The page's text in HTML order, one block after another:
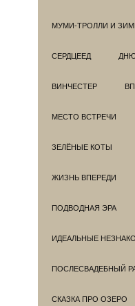
МУМИ-ТРОЛЛИ И
СЕРДЦЕЕД
ВИНЧЕСТЕР
МЕСТО ВСТРЕЧИ
ЗЕЛЁНЫЕ КОТЫ
ЖИЗНЬ ВПЕРЕДИ
ПОДВОДНАЯ ЭРА
ИДЕАЛЬНЫЕ
ПОСЛЕСВАДЕБНЫЙ
СКАЗКА ПРО ОЗЕРО